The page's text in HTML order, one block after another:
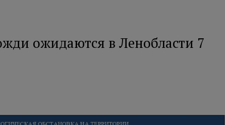
ожидаются в Ленобласти 7